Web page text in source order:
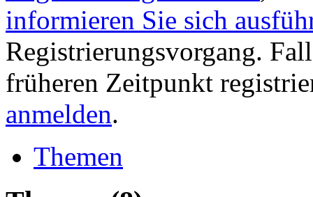
informieren Sie sich
Registrierungsvorgang.
früheren Zeitpunkt
anmelden.
Themen